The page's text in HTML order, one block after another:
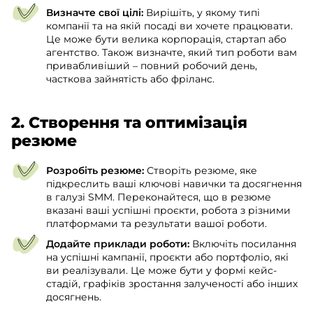
Визначте свої цілі: Вирішіть, у якому типі
компанії та на якій посаді ви хочете працювати.
Це може бути велика корпорація, стартап або
агентство. Також визначте, який тип роботи вам
привабливіший – повний робочий день,
часткова зайнятість або фріланс.
2. Створення та оптимізація
резюме
Розробіть резюме: Створіть резюме, яке
підкреслить ваші ключові навички та досягнення
в галузі SMM. Переконайтеся, що в резюме
вказані ваші успішні проєкти, робота з різними
платформами та результати вашої роботи.
Додайте приклади роботи: Включіть посилання
на успішні кампанії, проєкти або портфоліо, які
ви реалізували. Це може бути у формі кейс-
стадій, графіків зростання залученості або інших
досягнень.